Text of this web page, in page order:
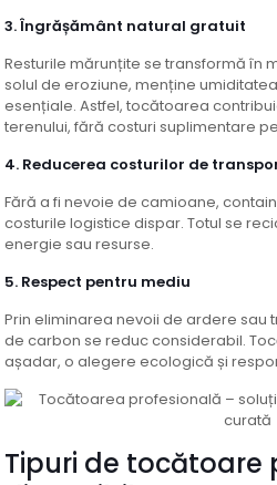
3. Îngrășământ natural gratuit
Resturile mărunțite se transformă în
solul de eroziune, menține
esențiale. Astfel, tocătoarea
terenului, fără costuri suplimentare
4. Reducerea costurilor de
Fără a fi nevoie de camioane,
costurile logistice dispar. Totul se
energie sau resurse.
5. Respect pentru mediu
Prin eliminarea nevoii de ardere sau
de carbon se reduc considerabil.
așadar, o alegere ecologică și
Tipuri de tocătoare